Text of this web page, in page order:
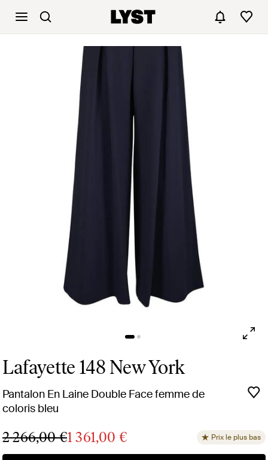
Lafayette 148 New York
Pantalon En Laine Double Face femme de
coloris bleu
2 266,00 €1 361,00 € Prix le plus bas